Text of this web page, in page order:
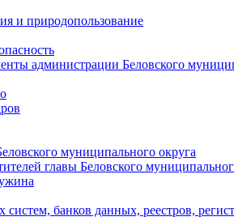
и природопользование
администрации Беловского
муниципального округа
главы Беловского
банков данных, реестров,